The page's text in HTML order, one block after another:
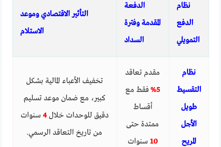
نظام
الدفع
التمويلي
الدفعة
المقدمة وفترة
السداد
التأثير الاقتصادي وموعد
الاستلام
نظام
التقسيط
طويل
الأجل
المريح
مقدم تعاقد
5% فقط مع
أقساط
ممتدة حتى
10 سنوات
تخفيف الأعباء المالية بشكل
كبير، مع ضمان موعد تسليم
دقيق للوحدات خلال4 سنوات
من تاريخ التعاقد الرسمي.